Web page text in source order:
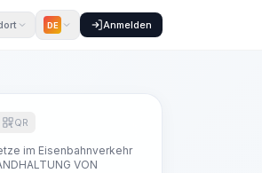
DE Anmelden
QR
im Eisenbahnverkehr
VON